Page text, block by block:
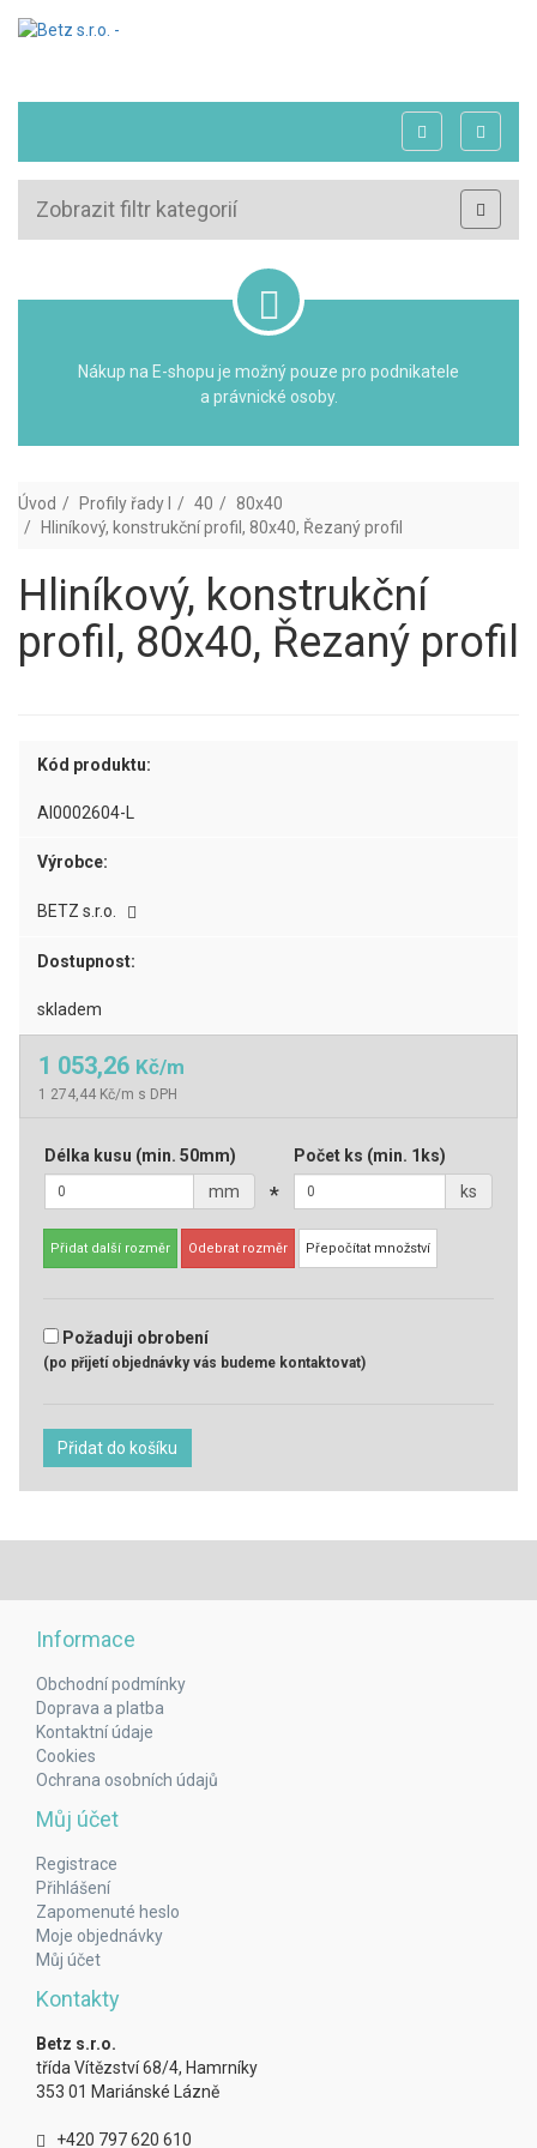
Zobrazit filtr kategorií
Nákup na E-shopu je možný pouze pro podnikatele
a právnické osoby.
Úvod Profily řady I 40
80x40
Hliníkový, konstrukční profil, 80x40, Řezaný profil
Hliníkový, konstrukční
profil, 80x40, Řezaný profil
Kód produktu:
AI0002604-L
Výrobce:
BETZ s.r.o.
Dostupnost:
skladem
1 053,26 Kč/m
1 274,44 Kč/m s DPH
Délka kusu (min. 50mm)
mm
*
Počet ks (min. 1ks)
ks
Přidat další rozměr Odebrat rozměr Přepočítat množství
Požaduji obrobení
(po přijetí objednávky vás budeme kontaktovat)
Přidat do košíku
Informace
Obchodní podmínky
Doprava a platba
Kontaktní údaje
Cookies
Ochrana osobních údajů
Můj účet
Registrace
Přihlášení
Zapomenuté heslo
Moje objednávky
Můj účet
Kontakty
Betz s.r.o.
třída Vítězství 68/4, Hamrníky
353 01 Mariánské Lázně
+420 797 620 610